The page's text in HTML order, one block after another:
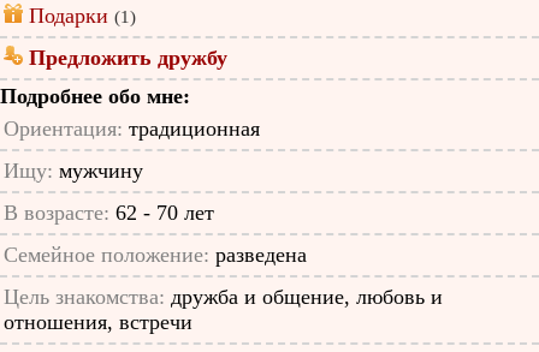
Подарки (1)
Предложить дружбу
Подробнее обо мне:
Ориентация: традиционная
Ищу: мужчину
В возрасте: 62 - 70 лет
Семейное положение: разведена
Цель знакомства: дружба и общение, любовь и
отношения, встречи